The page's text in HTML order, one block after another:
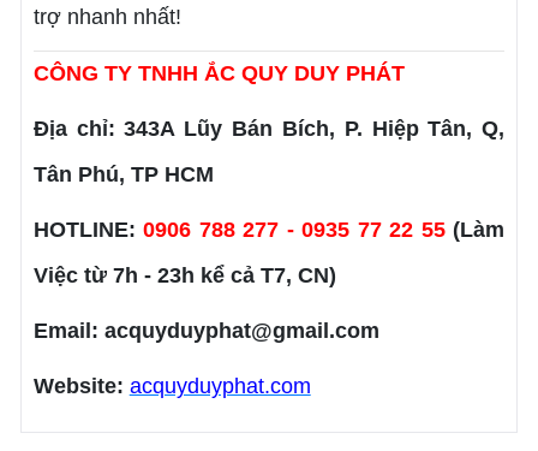
trợ nhanh nhất!
CÔNG TY TNHH ẮC QUY DUY PHÁT
Địa chỉ: 343A Lũy Bán Bích, P. Hiệp Tân, Q,
Tân Phú, TP HCM
HOTLINE:0906 788 277 - 0935 77 22 55(Làm
Việc từ 7h - 23h kể cả T7, CN)
Email: acquyduyphat@gmail.com
Website: acquyduyphat.com